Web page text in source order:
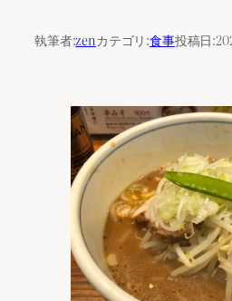
執筆者:zenカテゴリ:食事投稿日: